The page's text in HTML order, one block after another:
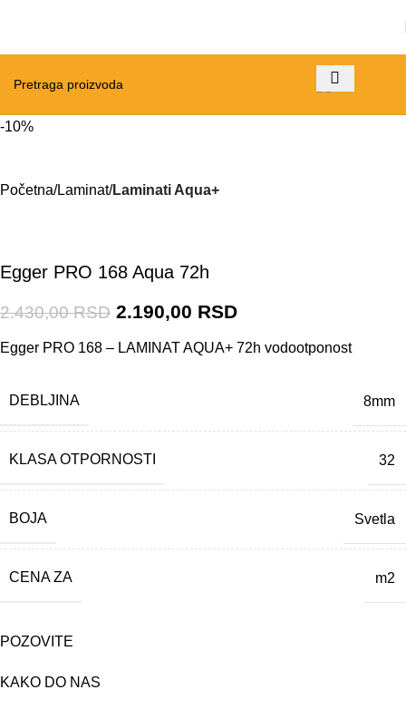
-10%
Početna Laminat Laminati Aqua+
Egger PRO 168 Aqua 72h
2.430,00RSD 2.190,00 RSD
Egger PRO 168 – LAMINAT AQUA+ 72h vodootponost
DEBLJINA 8mm
KLASA OTPORNOSTI 32
BOJA Svetla
CENA ZA m2
POZOVITE
KAKO DO NAS